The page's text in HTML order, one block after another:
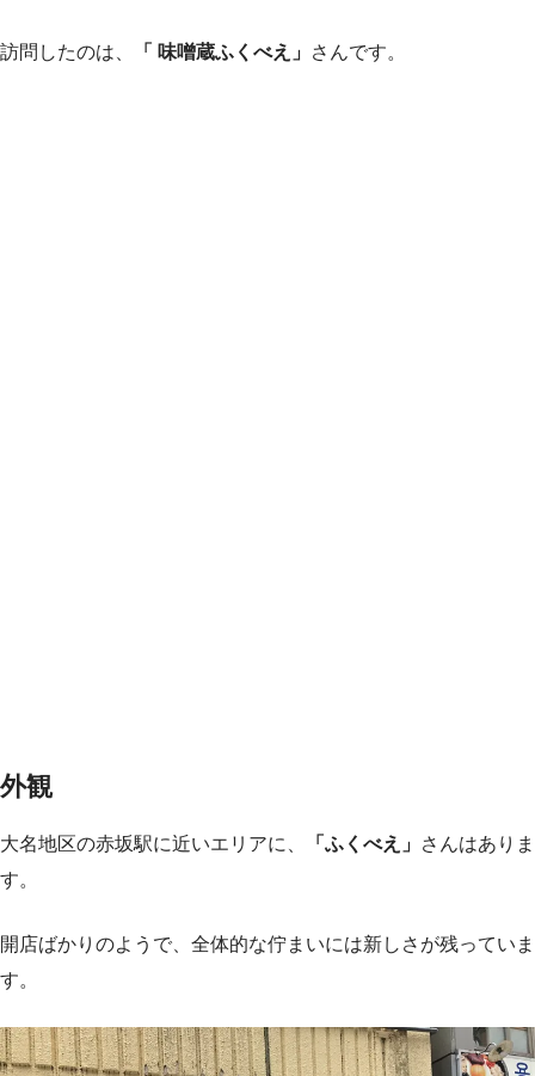
訪問したのは、 「 味噌蔵ふくべえ」 さんです。
外観
大名地区の赤坂駅に近いエリアに、 「ふくべえ」 さんはありま
す。
開店ばかりのようで、全体的な佇まいには新しさが残っていま
す。